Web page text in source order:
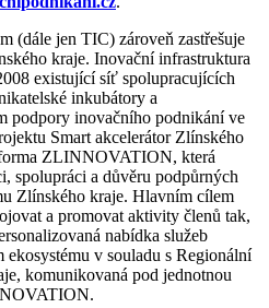
(dále jen TIC) zároveň zastřešuje
kraje. Inovační infrastruktura
existující síť spolupracujících
inkubátory a
podpory inovačního podnikání ve
Smart akcelerátor Zlínského
ZLINNOVATION, která
spolupráci a důvěru podpůrných
Zlínského kraje. Hlavním cílem
a promovat aktivity členů tak,
nabídka služeb
v souladu s Regionální
komunikovaná pod jednotnou